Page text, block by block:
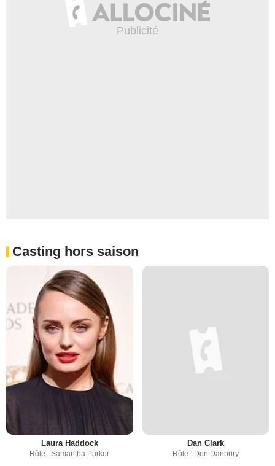
Casting hors saison
Laura Haddock
Rôle : Samantha Parker
Dan Clark
Rôle : Don Danbury